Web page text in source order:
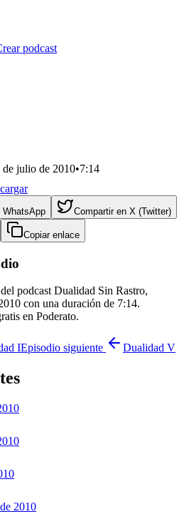
podcast
de julio de 2010•7:14
WhatsApp Compartir en X (Twitter)
Copiar enlace
podcast Dualidad Sin Rastro,
con una duración de 7:14.
en Poderato.
IEpisodio siguiente Dualidad V
2010